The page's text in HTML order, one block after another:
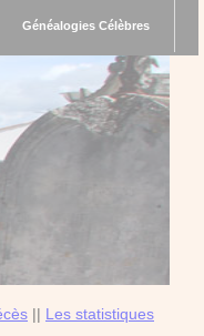
Généalogies Célèbres
|| Les statistiques